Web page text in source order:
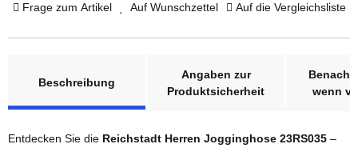
Frage zum Artikel Auf Wunschzettel Auf die Vergleichsliste
Beschreibung
Angaben zur
Produktsicherheit
wenn
Entdecken Sie die Reichstadt Herren Jogginghose 23RS035 –